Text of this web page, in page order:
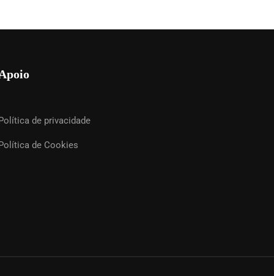
de privacidade
de Cookies